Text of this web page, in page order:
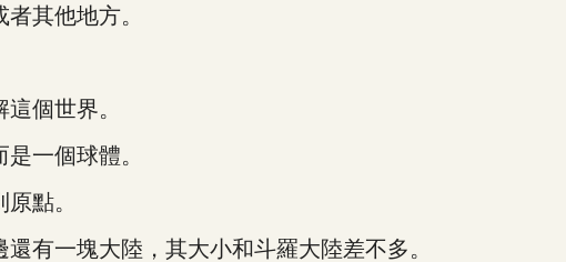
其他地方。
個世界。
一個球體。
點。
一塊大陸，其大小和斗羅大陸差不多。